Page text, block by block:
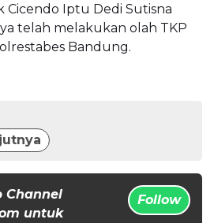
Cicendo Iptu Dedi Sutisna
telah melakukan olah TKP
Bandung.
Channel
untuk
Follow